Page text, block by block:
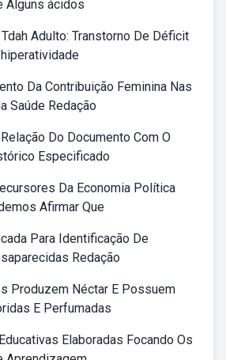
Alguns ácidos
Adulto: Transtorno De Déficit
Da Contribuição Feminina Nas
Saúde Redação
Do Documento Com O
Especificado
Da Economia Política
Afirmar Que
Para Identificação De
Redação
Produzem Néctar E Possuem
E Perfumadas
Elaboradas Focando Os